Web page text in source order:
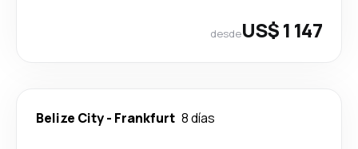
desdeUS$ 1 147
Belize City- Frankfurt 8 días